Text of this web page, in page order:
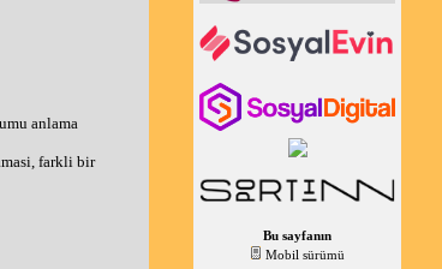
anlama
farkli bir
Bu sayfanın
Mobil sürümü